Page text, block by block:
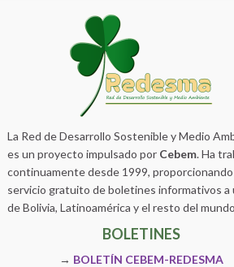
La Red de Desarrollo Sostenible y Medio
es un proyecto impulsado por Cebem. Ha
continuamente desde 1999,
servicio gratuito de boletines informativos a
de Bolivia, Latinoamérica y el resto del
BOLETINES
→ BOLETÍN CEBEM-REDESMA